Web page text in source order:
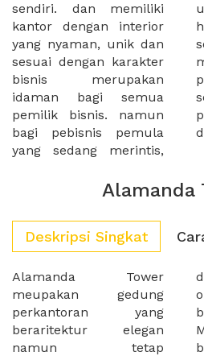
sendiri. dan memiliki
kantor dengan interior
yang nyaman, unik dan
sesuai dengan karakter
bisnis merupakan
idaman bagi semua
pemilik bisnis. namun
bagi pebisnis pemula
yang sedang merintis,
untuk anda. XWORK
hadir untuk menjadi
solusi bagi kalian,
menawarkan banyak
pilihan kantor
sementara untuk para
pelaku industri kreatif
Alamanda
Deskripsi Singkat
Alamanda Tower
meupakan gedung
perkantoran yang
beraritektur elegan
namun tetap
ditengah dan dikelilingi
oleh kawasan pusat
bisnis baru di Jakarta .
Menjadi pilihan terbaik
bagi Anda yang ingin